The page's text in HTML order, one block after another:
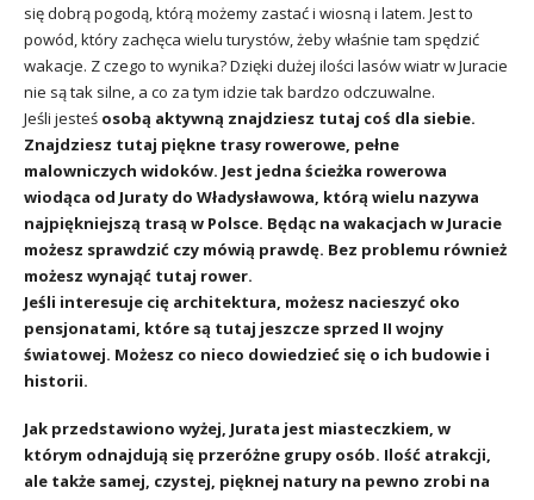
się dobrą pogodą, którą możemy zastać i wiosną i latem. Jest to
powód, który zachęca wielu turystów, żeby właśnie tam spędzić
wakacje. Z czego to wynika? Dzięki dużej ilości lasów wiatr w Juracie
nie są tak silne, a co za tym idzie tak bardzo odczuwalne.
Jeśli jesteś osobą aktywną znajdziesz tutaj coś dla siebie.
Znajdziesz tutaj piękne trasy rowerowe, pełne
malowniczych widoków. Jest jedna ścieżka rowerowa
wiodąca od Juraty do Władysławowa, którą wielu nazywa
najpiękniejszą trasą w Polsce. Będąc na wakacjach w Juracie
możesz sprawdzić czy mówią prawdę. Bez problemu również
możesz wynająć tutaj rower.
Jeśli interesuje cię architektura, możesz nacieszyć oko
pensjonatami, które są tutaj jeszcze sprzed II wojny
światowej. Możesz co nieco dowiedzieć się o ich budowie i
historii.
Jak przedstawiono wyżej, Jurata jest miasteczkiem, w
którym odnajdują się przeróżne grupy osób. Ilość atrakcji,
ale także samej, czystej, pięknej natury na pewno zrobi na